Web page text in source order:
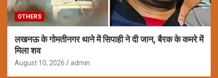
OTHERS
लखनऊ के गोमतीनगर थाने में सिपाही ने दी जान, बैरक के कमरे में
मिला शव
August 10, 2026 admin